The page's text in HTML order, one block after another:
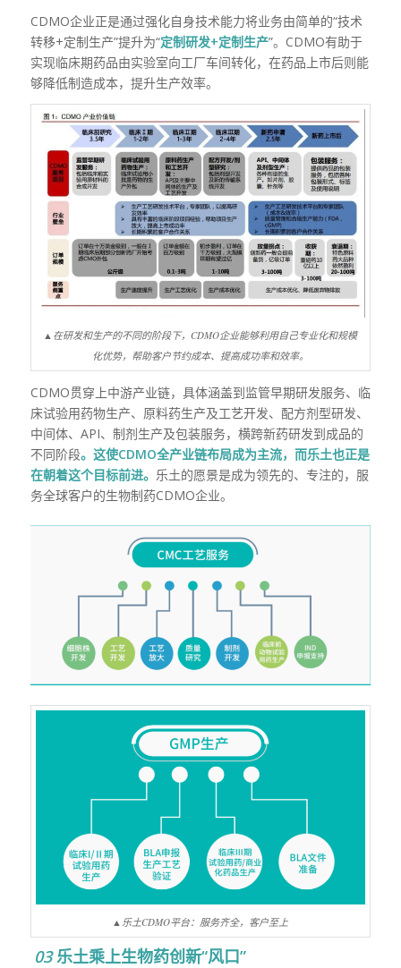
CDMO企业正是通过强化自身技术能力将业务由简单的“技术
转移+定制生产”提升为“定制研发+定制生产”。 CDMO有助于
实现临床期药品由实验室向工厂车间转化，在药品上市后则能
够降低制造成本，提升生产效率。
▲在研发和生产的不同的阶段下，CDMO企业能够利用自己专业化和规模
化优势，帮助客户节约成本、提高成功率和效率。
CDMO贯穿上中游产业链，具体涵盖到监管早期研发服务、临
床试验用药物生产、原料药生产及工艺开发、配方剂型研发、
中间体、API、制剂生产及包装服务，横跨新药研发到成品的
不同阶段。 这使CDMO全产业链布局成为主流，而乐土也正是
在朝着这个目标前进。 乐土的愿景是成为领先的、专注的，服
务全球客户的生物制药CDMO企业。
▲乐土CDMO平台：服务齐全，客户至上
03乐土乘上生物药创新“风口”